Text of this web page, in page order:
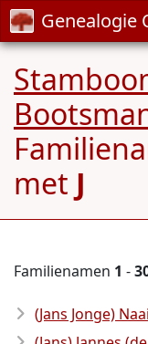
Genealogie
met J
Familienamen 1 -
(Jans Jonge)